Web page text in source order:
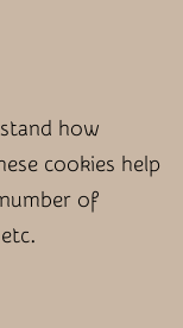
how
cookies help
of